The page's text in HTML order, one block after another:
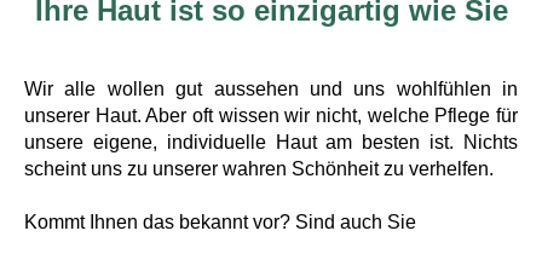
Ihre Haut ist so einzigartig wie Sie
Wir alle wollen gut aussehen und uns wohlfühlen in
unserer Haut. Aber oft wissen wir nicht, welche Pflege für
unsere eigene, individuelle Haut am besten ist. Nichts
scheint uns zu unserer wahren Schönheit zu verhelfen.
Kommt Ihnen das bekannt vor? Sind auch Sie